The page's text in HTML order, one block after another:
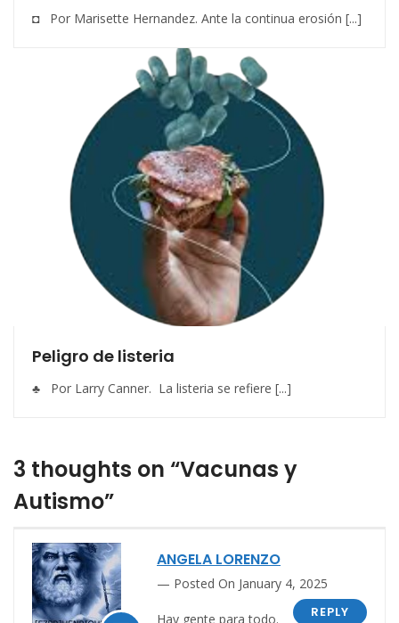
◘ Por Marisette Hernandez. Ante la continua erosión [...]
Peligro de listeria
♣ Por Larry Canner. La listeria se refiere [...]
3 thoughts on “Vacunas y
Autismo”
ANGELA LORENZO
Posted On January 4, 2025
REPLY
Hay gente para todo.